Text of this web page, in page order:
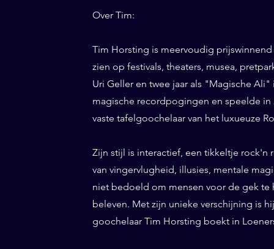
Over Tim:
Tim Horsting is meervoudig
zien op festivals, theaters, musea,
Uri Geller en twee jaar als "Magische
magische recordpogingen en speelde in
vaste tafelgoochelaar van het luxueuze
Zijn stijl is interactief, een tikkeltje rock'n
van vingervlugheid, illusies, mentale
niet bedoeld om mensen voor de gek te
beleven. Met zijn unieke verschijning is
goochelaar Tim Horsting boekt in